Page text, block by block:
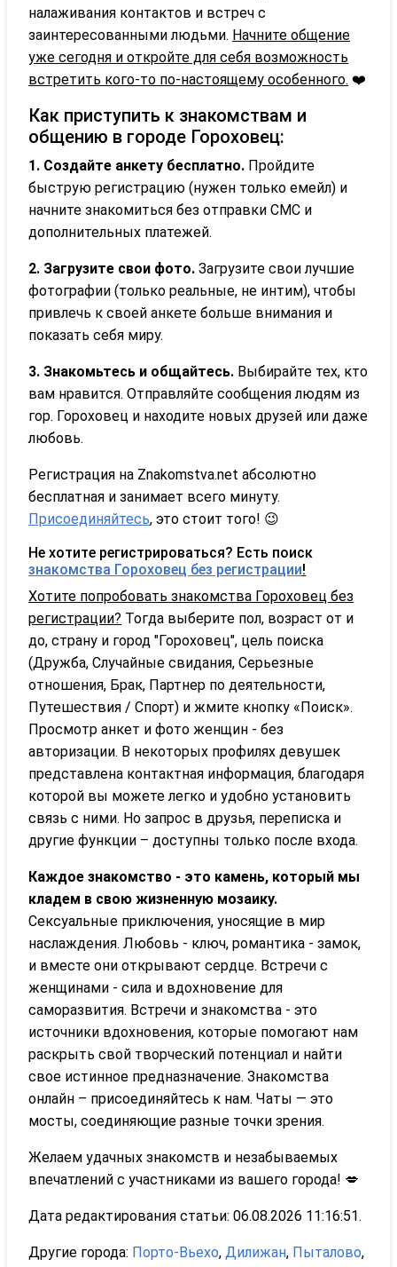
налаживания контактов и встреч с
заинтересованными людьми. Начните общение
уже сегодня и откройте для себя возможность
встретить кого-то по-настоящему особенного. ❤️
Как приступить к знакомствам и
общению в городе Гороховец:
1. Создайте анкету бесплатно. Пройдите
быструю регистрацию (нужен только емейл) и
начните знакомиться без отправки СМС и
дополнительных платежей.
2. Загрузите свои фото. Загрузите свои лучшие
фотографии (только реальные, не интим), чтобы
привлечь к своей анкете больше внимания и
показать себя миру.
3. Знакомьтесь и общайтесь. Выбирайте тех, кто
вам нравится. Отправляйте сообщения людям из
гор. Гороховец и находите новых друзей или даже
любовь.
Регистрация на Znakomstva.net абсолютно
бесплатная и занимает всего минуту.
Присоединяйтесь, это стоит того! 😉
Не хотите регистрироваться? Есть поиск
знакомства Гороховец без регистрации!
Хотите попробовать знакомства Гороховец без
регистрации? Тогда выберите пол, возраст от и
до, страну и город "Гороховец", цель поиска
(Дружба, Случайные свидания, Серьезные
отношения, Брак, Партнер по деятельности,
Путешествия / Спорт) и жмите кнопку «Поиск».
Просмотр анкет и фото женщин - без
авторизации. В некоторых профилях девушек
представлена контактная информация, благодаря
которой вы можете легко и удобно установить
связь с ними. Но запрос в друзья, переписка и
другие функции – доступны только после входа.
Каждое знакомство - это камень, который мы
кладем в свою жизненную мозаику.
Сексуальные приключения, уносящие в мир
наслаждения. Любовь - ключ, романтика - замок,
и вместе они открывают сердце. Встречи с
женщинами - сила и вдохновение для
саморазвития. Встречи и знакомства - это
источники вдохновения, которые помогают нам
раскрыть свой творческий потенциал и найти
свое истинное предназначение. Знакомства
онлайн – присоединяйтесь к нам. Чаты — это
мосты, соединяющие разные точки зрения.
Желаем удачных знакомств и незабываемых
впечатлений с участниками из вашего города! 💋
Дата редактирования статьи: 06.08.2026 11:16:51.
Другие города: Порто-Вьехо, Дилижан, Пыталово,